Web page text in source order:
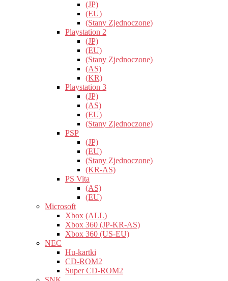
(JP)
(EU)
(Stany Zjednoczone)
Playstation 2
(JP)
(EU)
(Stany Zjednoczone)
(AS)
(KR)
Playstation 3
(JP)
(AS)
(EU)
(Stany Zjednoczone)
PSP
(JP)
(EU)
(Stany Zjednoczone)
(KR-AS)
PS Vita
(AS)
(EU)
Microsoft
Xbox (ALL)
Xbox 360 (JP-KR-AS)
Xbox 360 (US-EU)
NEC
Hu-kartki
CD-ROM2
Super CD-ROM2